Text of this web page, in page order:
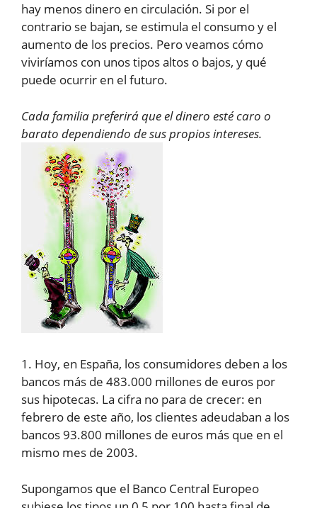
hay menos dinero en circulación. Si por el
contrario se bajan, se estimula el consumo y el
aumento de los precios. Pero veamos cómo
viviríamos con unos tipos altos o bajos, y qué
puede ocurrir en el futuro.
Cada familia preferirá que el dinero esté caro o
barato dependiendo de sus propios intereses.
1. Hoy, en España, los consumidores deben a los
bancos más de 483.000 millones de euros por
sus hipotecas. La cifra no para de crecer: en
febrero de este año, los clientes adeudaban a los
bancos 93.800 millones de euros más que en el
mismo mes de 2003.
Supongamos que el Banco Central Europeo